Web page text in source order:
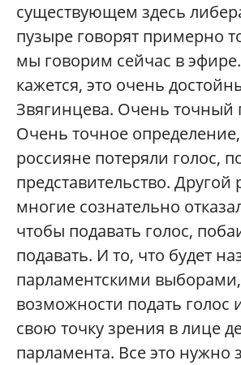
существующем здесь
пузыре говорят примерно
мы говорим сейчас в
кажется, это очень
Звягинцева. Очень точный
Очень точное
россияне потеряли голос,
представительство. Другой
многие сознательно
чтобы подавать голос,
подавать. И то, что будет
парламентскими
возможности подать голос
свою точку зрения в лице
парламента. Все это нужно